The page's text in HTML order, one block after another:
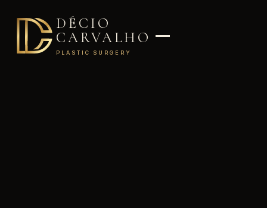
DÉCIO
CARVALHO
PLASTIC SURGERY